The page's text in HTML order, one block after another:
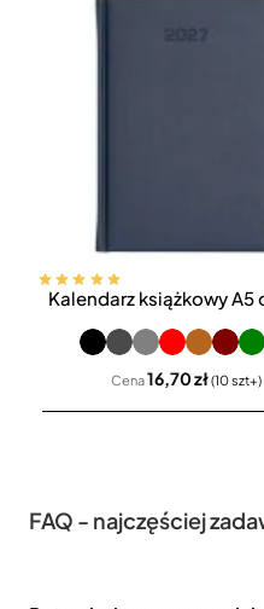
Cena16,70 zł(10 szt+)
FAQ - najczęściej